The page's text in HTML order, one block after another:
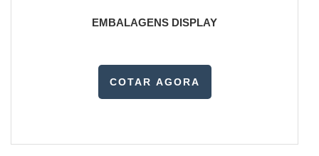
EMBALAGENS DISPLAY
COTAR AGORA